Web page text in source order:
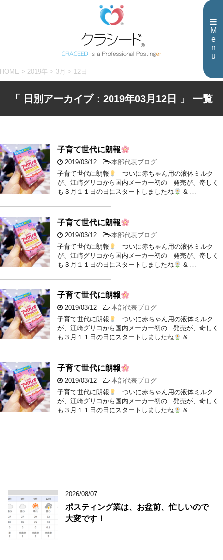
M
e
n
u
HOME > 2019年 > 3月 > 12日
「 日別アーカイブ：2019年03月12日 」 一覧
子育て世代に朗報
2019/03/12 -本部代表ブログ
子育て世代に朗報
ついに赤ちゃん用の液体ミルク
が、江崎グリコから国内メーカー初の 発売が、奇しく
も３月１１日の日にスタートしましたね
& …
子育て世代に朗報
2019/03/12 -本部代表ブログ
子育て世代に朗報
ついに赤ちゃん用の液体ミルク
が、江崎グリコから国内メーカー初の 発売が、奇しく
も３月１１日の日にスタートしましたね
& …
子育て世代に朗報
2019/03/12 -本部代表ブログ
子育て世代に朗報
ついに赤ちゃん用の液体ミルク
が、江崎グリコから国内メーカー初の 発売が、奇しく
も３月１１日の日にスタートしましたね
& …
子育て世代に朗報
2019/03/12 -本部代表ブログ
子育て世代に朗報
ついに赤ちゃん用の液体ミルク
が、江崎グリコから国内メーカー初の 発売が、奇しく
も３月１１日の日にスタートしましたね
& …
2026/08/07
ポスティング業は、お盆前、忙しいので
大変です！